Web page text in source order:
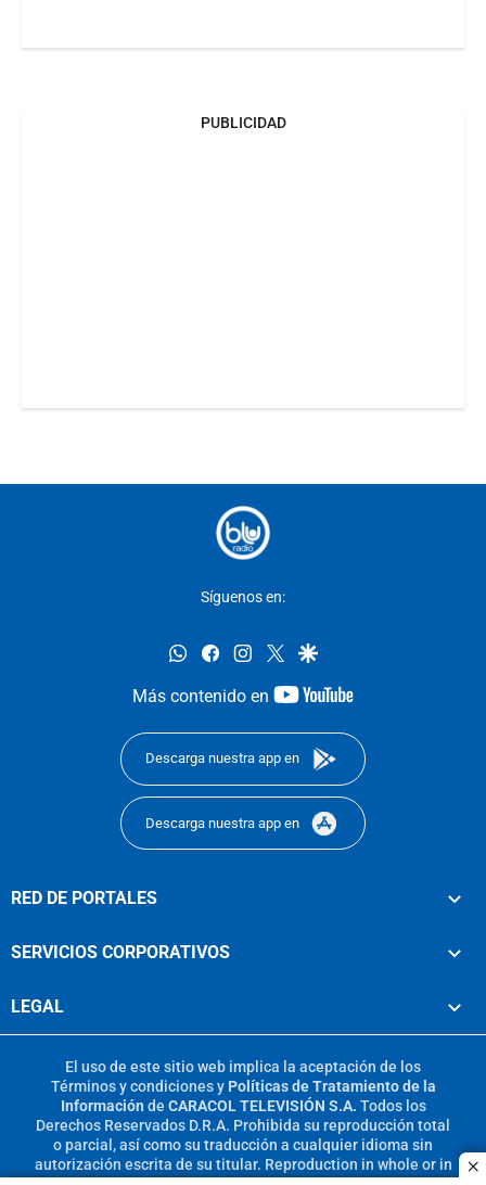
PUBLICIDAD
Síguenos en:
whatsappfacebookinstagram
twittergoogle
Más contenido en
youtube-
Descarga nuestra app en
Descarga nuestra app en
RED DE PORTALES
SERVICIOS CORPORATIVOS
LEGAL
El uso de este sitio web implica la aceptación de los
Términos y condicionesy Políticas de Tratamiento de la
Información de CARACOL TELEVISIÓN S.A. Todos los
Derechos Reservados D.R.A. Prohibida su reproducción total
o parcial, así como su traducción a cualquier idioma sin
autorización escrita de su titular. Reproduction in whole or in